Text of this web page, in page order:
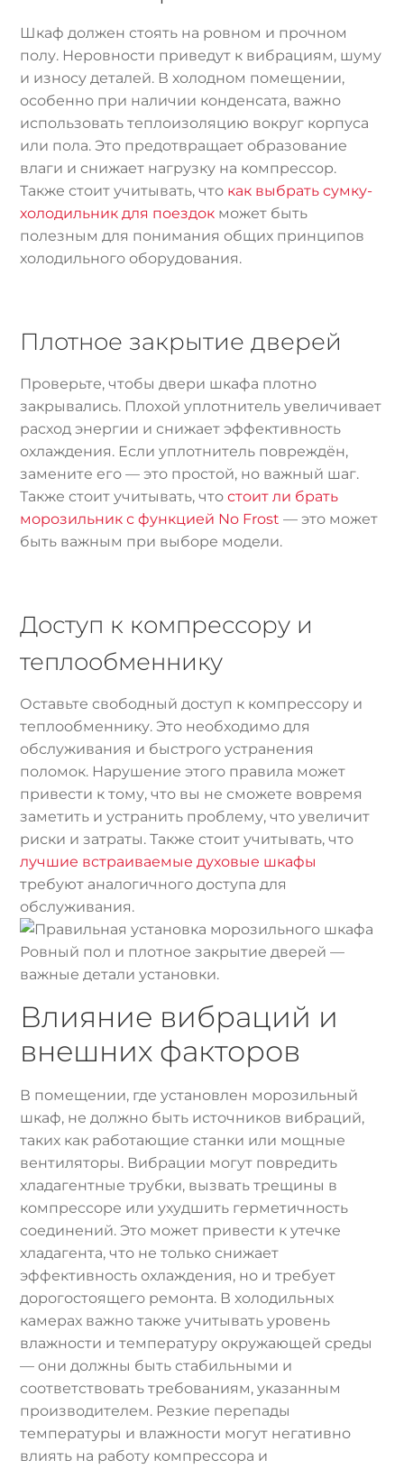
Шкаф должен стоять на ровном и прочном
полу. Неровности приведут к вибрациям, шуму
и износу деталей. В холодном помещении,
особенно при наличии конденсата, важно
использовать теплоизоляцию вокруг корпуса
или пола. Это предотвращает образование
влаги и снижает нагрузку на компрессор.
Также стоит учитывать, что как выбрать сумку-
холодильник для поездок может быть
полезным для понимания общих принципов
холодильного оборудования.
Плотное закрытие дверей
Проверьте, чтобы двери шкафа плотно
закрывались. Плохой уплотнитель увеличивает
расход энергии и снижает эффективность
охлаждения. Если уплотнитель повреждён,
замените его — это простой, но важный шаг.
Также стоит учитывать, чтостоит ли брать
морозильник с функцией No Frost — это может
быть важным при выборе модели.
Доступ к компрессору и
теплообменнику
Оставьте свободный доступ к компрессору и
теплообменнику. Это необходимо для
обслуживания и быстрого устранения
поломок. Нарушение этого правила может
привести к тому, что вы не сможете вовремя
заметить и устранить проблему, что увеличит
риски и затраты. Также стоит учитывать, что
лучшие встраиваемые духовые шкафы
требуют аналогичного доступа для
обслуживания.
Ровный пол и плотное закрытие дверей —
важные детали установки.
Влияние вибраций и
внешних факторов
В помещении, где установлен морозильный
шкаф, не должно быть источников вибраций,
таких как работающие станки или мощные
вентиляторы. Вибрации могут повредить
хладагентные трубки, вызвать трещины в
компрессоре или ухудшить герметичность
соединений. Это может привести к утечке
хладагента, что не только снижает
эффективность охлаждения, но и требует
дорогостоящего ремонта. В холодильных
камерах важно также учитывать уровень
влажности и температуру окружающей среды
— они должны быть стабильными и
соответствовать требованиям, указанным
производителем. Резкие перепады
температуры и влажности могут негативно
влиять на работу компрессора и